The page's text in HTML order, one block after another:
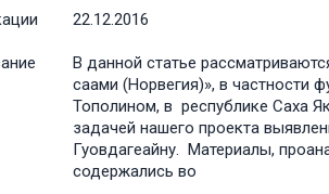
22.12.2016
В данной статье
саами (Норвегия)», в частности
Тополином, в республике Саха
задачей нашего проекта
Гуовдагеайну. Материалы,
содержались во